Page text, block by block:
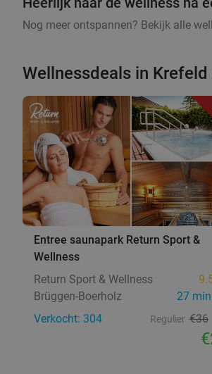
Nog meer ontspannen? Bekijk alle
Wellnessdeals in
Entree saunapark Return Sport &
Wellness
Return Sport & Wellness
Brüggen-Boerholz
27
Verkocht: 304
Regulier €36